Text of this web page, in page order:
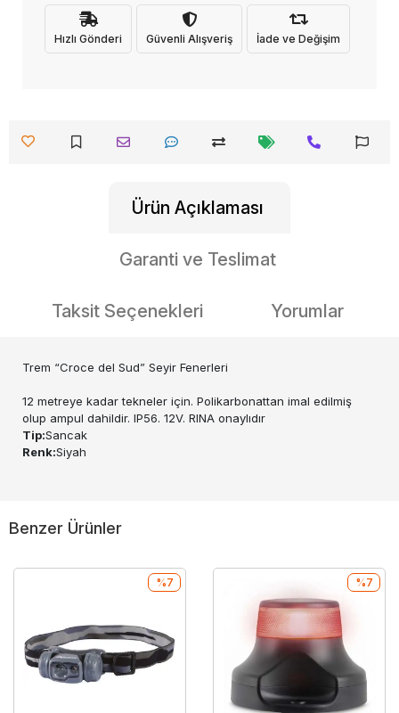
Hızlı Gönderi Güvenli Alışveriş İade ve Değişim
Ürün Açıklaması
Garanti ve Teslimat
Taksit Seçenekleri Yorumlar
Trem “Croce del Sud” Seyir Fenerleri
12 metreye kadar tekneler için. Polikarbonattan imal edilmiş
olup ampul dahildir. IP56. 12V. RINA onaylıdır
Tip:Sancak
Renk:Siyah
Benzer Ürünler
%7 %7